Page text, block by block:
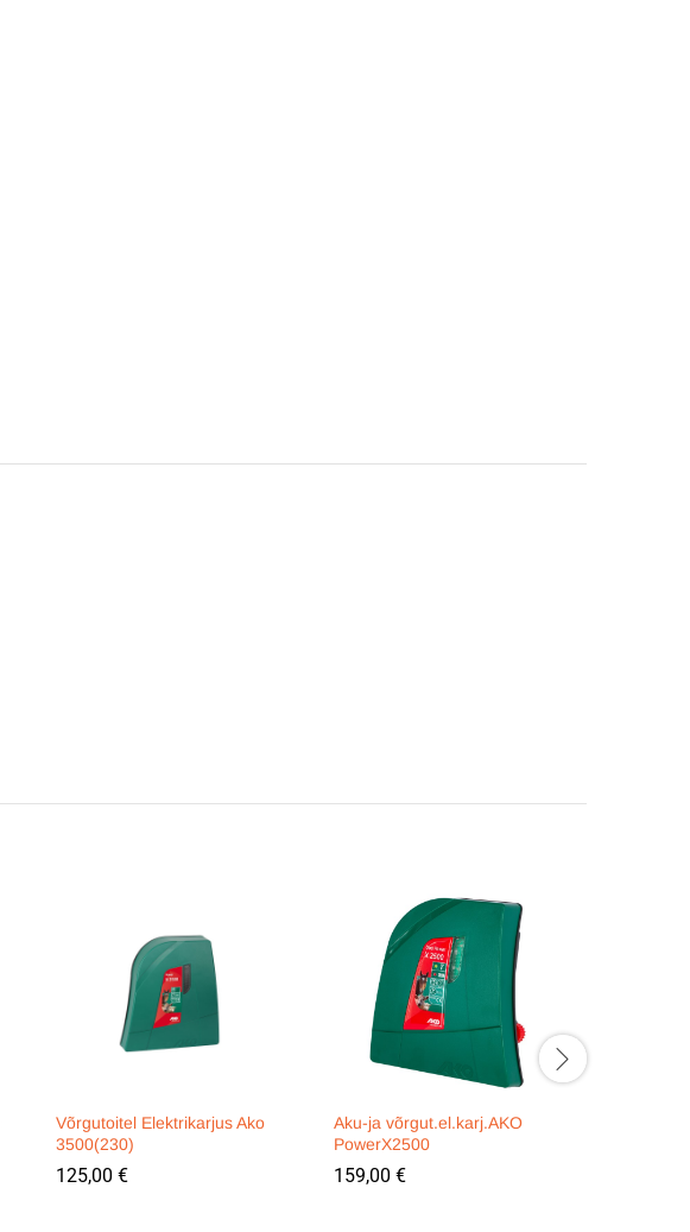
Võrgutoitel Elektrikarjus Ako
3500(230)
125,00 €
Aku-ja võrgut.el.karj.AKO
PowerX2500
159,00 €